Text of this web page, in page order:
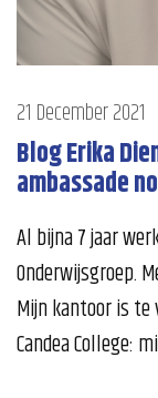
21 December 2021
Blog Erika
ambassade
Al bijna 7 jaar
Onderwijsgroep.
Mijn kantoor is te
Candea College: